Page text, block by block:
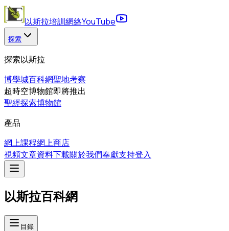
以斯拉培訓網絡YouTube
探索
探索以斯拉
博學城百科網聖地考察
超時空博物館即將推出
聖經探索博物館
產品
網上課程網上商店
視頻文章資料下載關於我們奉獻支持登入
以斯拉百科網
目錄